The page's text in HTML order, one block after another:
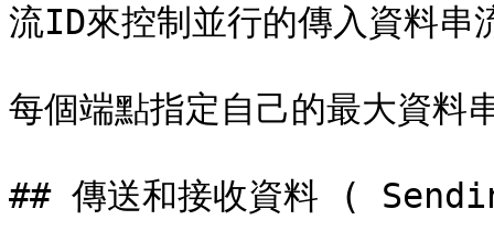
流ID來控制並行的傳入資料串
每個端點指定自己的最大資料
## 傳送和接收資料 (